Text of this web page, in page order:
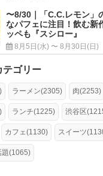
〜8/30｜「C.C.レモン」
なパフェに注目！飲む新
ッペも『スシロー』
8月5日(水) 〜 8月30日(日)
テゴリー
ラーメン(2305) 肉(2253)
ランチ(1225) 渋谷区
カフェ(1130) スイーツ
題(1065)